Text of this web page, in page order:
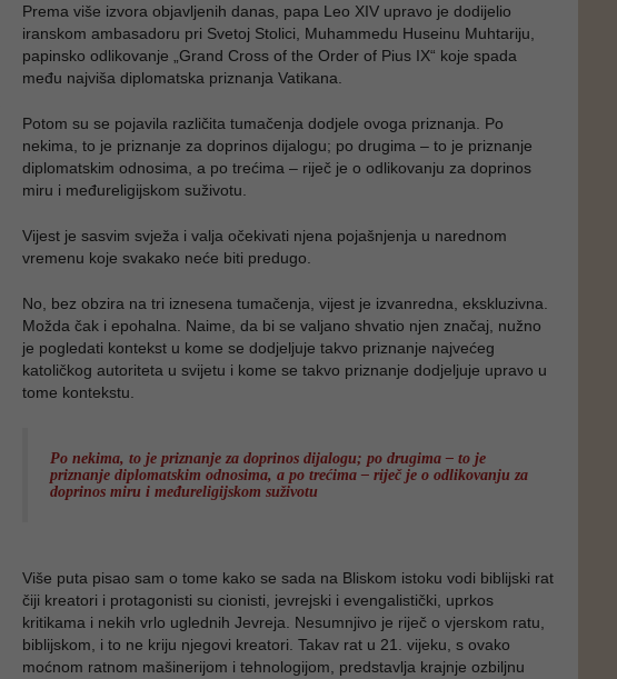
Prema više izvora objavljenih danas, papa Leo XIV upravo je dodijelio
iranskom ambasadoru pri Svetoj Stolici, Muhammedu Huseinu Muhtariju,
papinsko odlikovanje „Grand Cross of the Order of Pius IX“ koje spada
među najviša diplomatska priznanja Vatikana.
Potom su se pojavila različita tumačenja dodjele ovoga priznanja. Po
nekima, to je priznanje za doprinos dijalogu; po drugima – to je priznanje
diplomatskim odnosima, a po trećima – riječ je o odlikovanju za doprinos
miru i međureligijskom suživotu.
Vijest je sasvim svježa i valja očekivati njena pojašnjenja u narednom
vremenu koje svakako neće biti predugo.
No, bez obzira na tri iznesena tumačenja, vijest je izvanredna, ekskluzivna.
Možda čak i epohalna. Naime, da bi se valjano shvatio njen značaj, nužno
je pogledati kontekst u kome se dodjeljuje takvo priznanje najvećeg
katoličkog autoriteta u svijetu i kome se takvo priznanje dodjeljuje upravo u
tome kontekstu.
Po nekima, to je priznanje za doprinos dijalogu; po drugima – to je
priznanje diplomatskim odnosima, a po trećima – riječ je o odlikovanju za
doprinos miru i međureligijskom suživotu
Više puta pisao sam o tome kako se sada na Bliskom istoku vodi biblijski rat
čiji kreatori i protagonisti su cionisti, jevrejski i evengalistički, uprkos
kritikama i nekih vrlo uglednih Jevreja. Nesumnjivo je riječ o vjerskom ratu,
biblijskom, i to ne kriju njegovi kreatori. Takav rat u 21. vijeku, s ovako
moćnom ratnom mašinerijom i tehnologijom, predstavlja krajnje ozbiljnu